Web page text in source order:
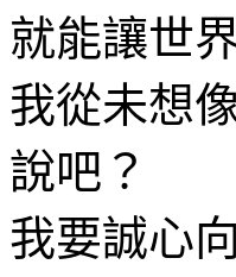
就能讓世
我從未想
說吧？
我要誠心